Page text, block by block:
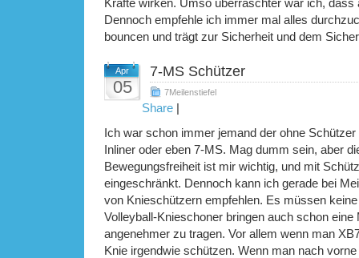
Kräfte wirken. Umso überraschter war ich, dass
Dennoch empfehle ich immer mal alles
bouncen und trägt zur Sicherheit und dem
Apr
05
7-MS Schützer
7Meilenstiefel
Share
Ich war schon immer jemand der ohne
Inliner oder eben 7-MS. Mag dumm sein, aber
Bewegungsfreiheit ist mir wichtig, und mit
eingeschränkt. Dennoch kann ich gerade bei
von Knieschützern empfehlen. Es müssen
Volleyball-Knieschoner bringen auch schon eine
angenehmer zu tragen. Vor allem wenn man
Knie irgendwie schützen. Wenn man nach